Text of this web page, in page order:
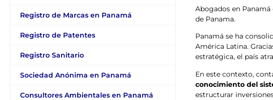
Registro de Marcas en Panamá
Registro de Patentes
Registro Sanitario
Sociedad Anónima en Panamá
Consultores Ambientales en Panamá
Abogados en
de Panama.
Panamá se ha
América Latina.
estratégica, el país
En este contexto,
conocimiento del
estructurar